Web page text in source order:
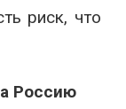
риск, что
Россию